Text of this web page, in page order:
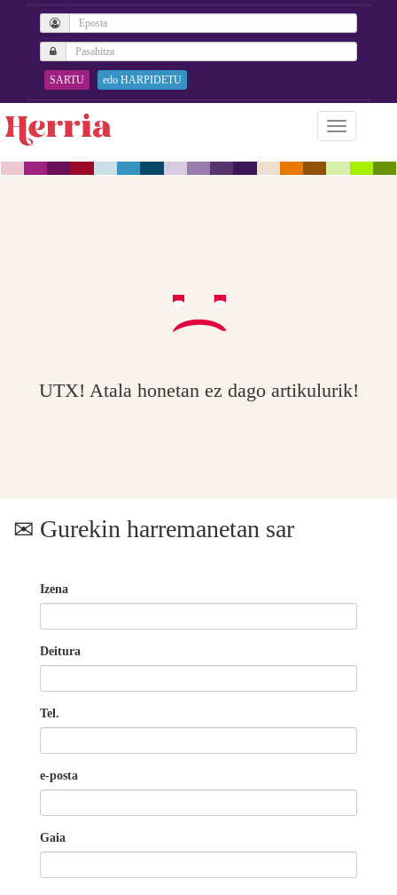
SARTU edo HARPIDETU
UTX! Atala honetan ez dago artikulurik!
Gurekin harremanetan sar
Izena
Deitura
Tel.
e-posta
Gaia